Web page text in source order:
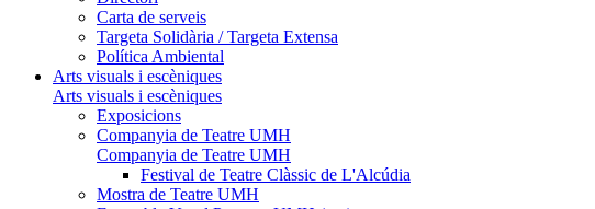
Carta de serveis
Targeta Solidària / Targeta Extensa
Política Ambiental
Arts visuals i escèniques
Arts visuals i escèniques
Exposicions
Companyia de Teatre UMH
Companyia de Teatre UMH
Festival de Teatre Clàssic de L'Alcúdia
Mostra de Teatre UMH